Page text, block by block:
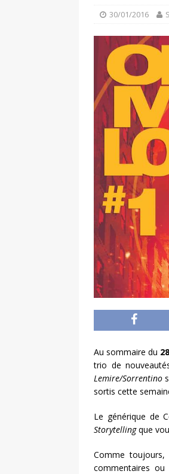
30/01/2016
Au sommaire du
trio de
Lemire/Sorrentino
sortis cette
Le générique de
Storytellingque
Comme
commentaires